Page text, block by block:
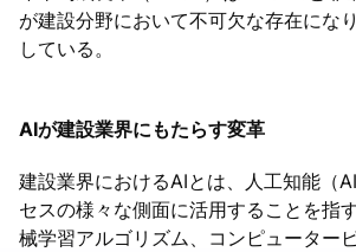
が建設分野において不可欠な存在にな
している。
AIが建設業界にもたらす変革
建設業界におけるAIとは、人工知能（
セスの様々な側面に活用することを指
械学習アルゴリズム、コンピューター